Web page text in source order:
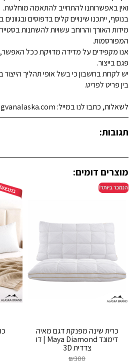
ואין באפשרותנו להתחייב להתאמה מוחלטת.
בנוסף, ייתכנו שינויים קלים בדפוסים
המפורסמות.
אנו מקפידים על מדידה מדויקת ככל האפשר,
פגם בייצור.
יש לקחת בחשבון כי בשל אופי תהליך הייצור
בין פריט לפריט.
לשאלות, כתבו לנו במייל: info@migvanalaska.com
תגובות:
מוצרים דומים:
כרית שינה מפנקת דגם מאיה
דימונד Maya Diamond | דו
צדדית 3D
₪300